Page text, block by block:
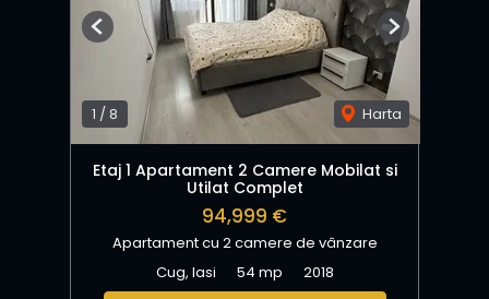
1 /8 Harta
Previous Next
Etaj 1 Apartament 2 Camere Mobilat si
Utilat Complet
94,999 €
Apartament cu 2 camere de vânzare
Cug, Iasi
54 mp 2018